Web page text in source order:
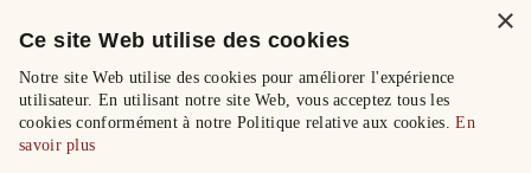
×
Ce site Web utilise des cookies
Notre site Web utilise des cookies pour améliorer l'expérience
utilisateur. En utilisant notre site Web, vous acceptez tous les
cookies conformément à notre Politique relative aux cookies.En
savoir plus